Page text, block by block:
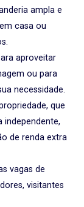
ampla e
casa ou
aproveitar
ou para
necessidade.
que
independente,
de renda extra
vagas de
visitantes